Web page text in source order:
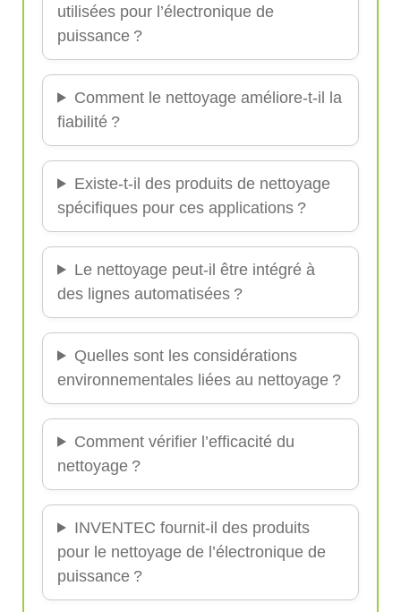
utilisées pour l’électronique de
puissance ?
Comment le nettoyage améliore-t-il la
fiabilité ?
Existe-t-il des produits de nettoyage
spécifiques pour ces applications ?
Le nettoyage peut-il être intégré à
des lignes automatisées ?
Quelles sont les considérations
environnementales liées au nettoyage ?
Comment vérifier l’efficacité du
nettoyage ?
INVENTEC fournit-il des produits
pour le nettoyage de l’électronique de
puissance ?